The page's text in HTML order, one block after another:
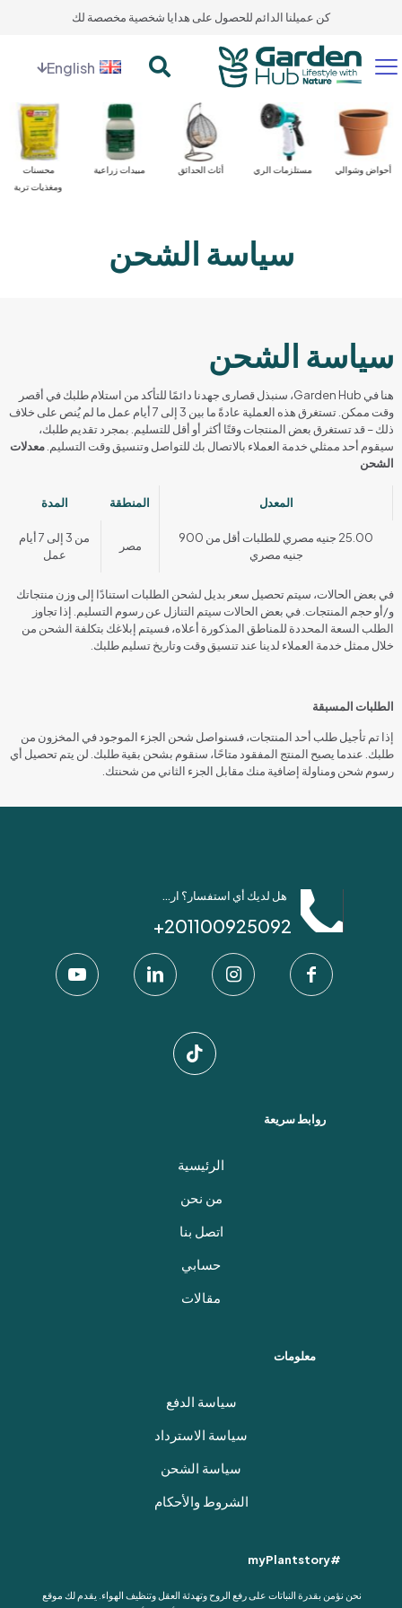
كن عميلنا الدائم للحصول على هدايا شخصية مخصصة لك
English
محسنات
ومغذيات تربة
مبيدات زراعية أثاث الحدائق مستلزمات الري أحواض وشوالي
سياسة الشحن
سياسة الشحن
هنا في Garden Hub، سنبذل قصارى جهدنا دائمًا للتأكد من استلام طلبك في أقصر
وقت ممكن. تستغرق هذه العملية عادةً ما بين 3 إلى 7 أيام عمل ما لم يُنص على خلاف
ذلك – قد تستغرق بعض المنتجات وقتًا أكثر أو أقل للتسليم. بمجرد تقديم طلبك،
سيقوم أحد ممثلي خدمة العملاء بالاتصال بك للتواصل وتنسيق وقت التسليم.معدلات
الشحن
المعدل المنطقة المدة
25.00 جنيه مصري للطلبات أقل من 900
جنيه مصري
مصر
من 3 إلى 7 أيام
عمل
في بعض الحالات، سيتم تحصيل سعر بديل لشحن الطلبات استنادًا إلى وزن منتجاتك
و/أو حجم المنتجات. في بعض الحالات سيتم التنازل عن رسوم التسليم. إذا تجاوز
الطلب السعة المحددة للمناطق المذكورة أعلاه، فسيتم إبلاغك بتكلفة الشحن من
خلال ممثل خدمة العملاء لدينا عند تنسيق وقت وتاريخ تسليم طلبك.
الطلبات المسبقة
إذا تم تأجيل طلب أحد المنتجات، فسنواصل شحن الجزء الموجود في المخزون من
طلبك. عندما يصبح المنتج المفقود متاحًا، سنقوم بشحن بقية طلبك. لن يتم تحصيل أي
رسوم شحن ومناولة إضافية منك مقابل الجزء الثاني من شحنتك.
هل لديك أي استفسار؟ ارسل لنا عبر واتساب!
201100925092+
روابط سريعة
الرئيسية
من نحن
اتصل بنا
حسابي
مقالات
معلومات
سياسة الدفع
سياسة الاسترداد
سياسة الشحن
الشروط والأحكام
#myPlantstory
نحن نؤمن بقدرة النباتات على رفع الروح وتهدئة العقل وتنظيف الهواء. يقدم لك موقع